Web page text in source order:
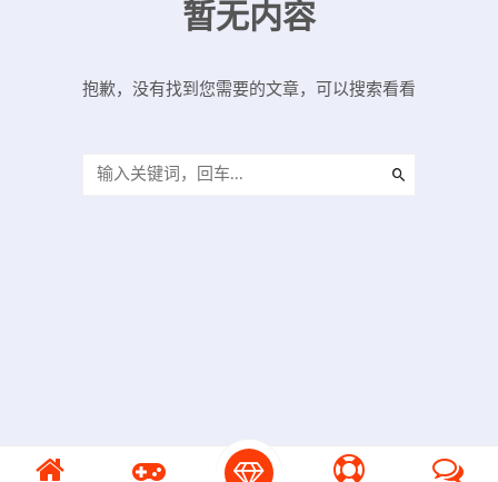
暂无内容
抱歉，没有找到您需要的文章，可以搜索看看